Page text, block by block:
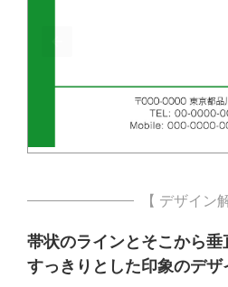
【 デザイン
帯状のラインとそこから
すっきりとした印象のデザ